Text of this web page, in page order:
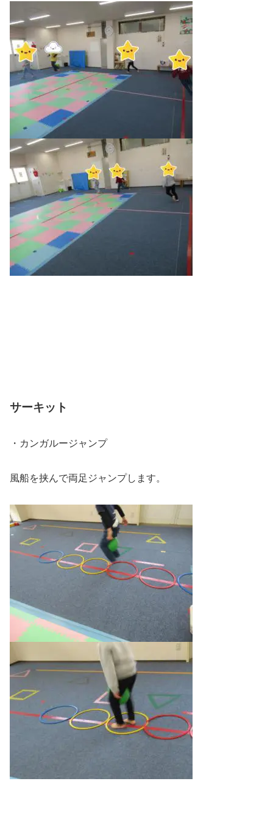
サーキット
・カンガルージャンプ
風船を挟んで両足ジャンプします。